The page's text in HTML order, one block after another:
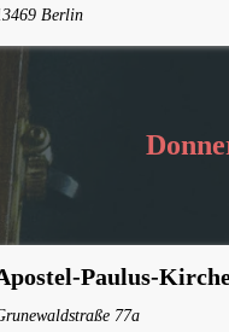
Berlin
Paulus-
77a